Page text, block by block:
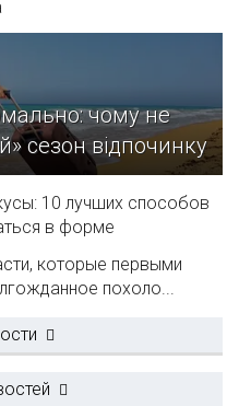
чому не
сезон відпочинку
10 лучших способов
в форме
которые первыми
похоло...